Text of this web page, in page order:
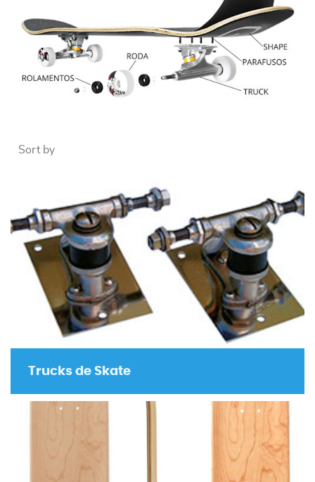
Sort by
Trucks de Skate